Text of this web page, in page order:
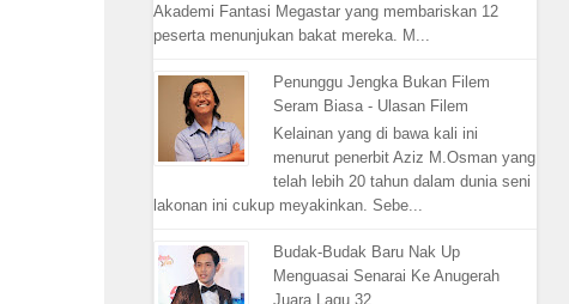
Akademi Fantasi Megastar yang membariskan 12
peserta menunjukan bakat mereka. M...
Penunggu Jengka Bukan Filem
Seram Biasa - Ulasan Filem
Kelainan yang di bawa kali ini
menurut penerbit Aziz M.Osman yang
telah lebih 20 tahun dalam dunia seni
lakonan ini cukup meyakinkan. Sebe...
Budak-Budak Baru Nak Up
Menguasai Senarai Ke Anugerah
Juara Lagu 32